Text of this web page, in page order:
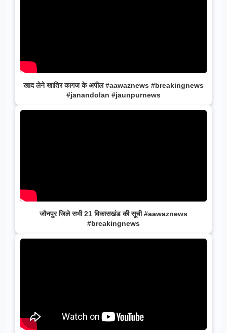
खाद लेने खातिर कागज के अपील #aawaznews #breakingnews
#janandolan #jaunpurnews
जौनपुर जिले सभी 21 विकासखंड की सूची #aawaznews
#breakingnews